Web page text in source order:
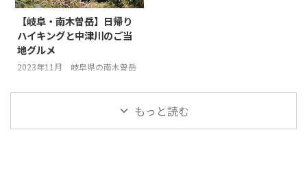
原岳。 花の百名山としても知ら
れ花の山として人気が高いです。
山と高原地図や花の百名山地図帳
（山と渓谷社）など聖宝寺道や大
貝戸道からの登山が一般的なルー
かし近年では春の花の時期に集中
し孫田尾根が人気があります。
く時用のケースにジャストフィッ
トなものをみつけたのでご紹介し
【岐阜・南木曽岳】日帰り
ハイキングと中津川のご当
地グルメ
2023年11月 岐阜県の南木曽岳
登の続く歩きごたえある山で、山
上からは北アルプスの冠雪した景もっと読む